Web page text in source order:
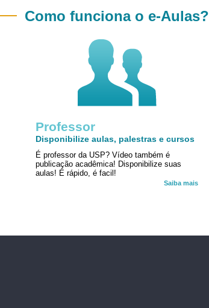
Como funciona o e-Aulas?
Professor
Disponibilize aulas, palestras e cursos
É professor da USP? Vídeo também é
publicação acadêmica! Disponibilize suas
aulas! É rápido, é facil!
Saiba mais